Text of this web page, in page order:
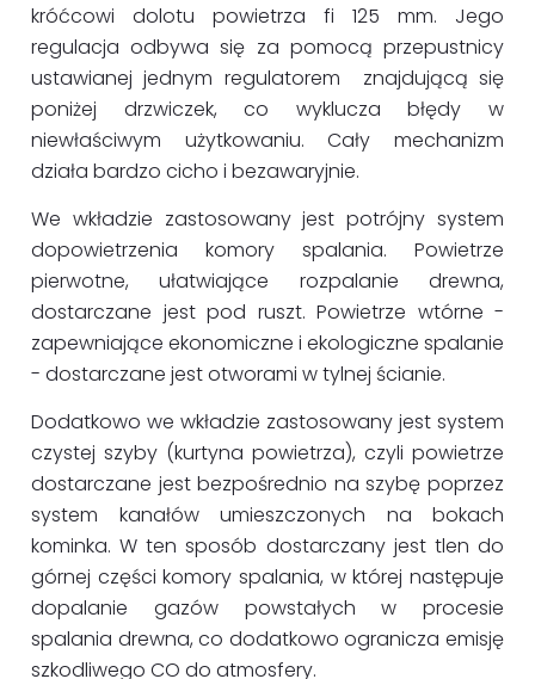
króćcowi dolotu powietrza fi 125 mm. Jego
regulacja odbywa się za pomocą przepustnicy
ustawianej jednym regulatorem znajdującą się
poniżej drzwiczek, co wyklucza błędy w
niewłaściwym użytkowaniu. Cały mechanizm
działa bardzo cicho i bezawaryjnie.
We wkładzie zastosowany jest potrójny system
dopowietrzenia komory spalania. Powietrze
pierwotne, ułatwiające rozpalanie drewna,
dostarczane jest pod ruszt. Powietrze wtórne -
zapewniające ekonomiczne i ekologiczne spalanie
- dostarczane jest otworami w tylnej ścianie.
Dodatkowo we wkładzie zastosowany jest system
czystej szyby (kurtyna powietrza), czyli powietrze
dostarczane jest bezpośrednio na szybę poprzez
system kanałów umieszczonych na bokach
kominka. W ten sposób dostarczany jest tlen do
górnej części komory spalania, w której następuje
dopalanie gazów powstałych w procesie
spalania drewna, co dodatkowo ogranicza emisję
szkodliwego CO do atmosfery.